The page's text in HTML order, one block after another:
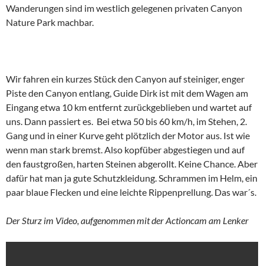
Wanderungen sind im westlich gelegenen privaten Canyon
Nature Park machbar.
Wir fahren ein kurzes Stück den Canyon auf steiniger, enger
Piste den Canyon entlang, Guide Dirk ist mit dem Wagen am
Eingang etwa 10 km entfernt zurückgeblieben und wartet auf
uns. Dann passiert es. Bei etwa 50 bis 60 km/h, im Stehen, 2.
Gang und in einer Kurve geht plötzlich der Motor aus. Ist wie
wenn man stark bremst. Also kopfüber abgestiegen und auf
den faustgroßen, harten Steinen abgerollt. Keine Chance. Aber
dafür hat man ja gute Schutzkleidung. Schrammen im Helm, ein
paar blaue Flecken und eine leichte Rippenprellung. Das war´s.
Der Sturz im Video, aufgenommen mit der Actioncam am Lenker